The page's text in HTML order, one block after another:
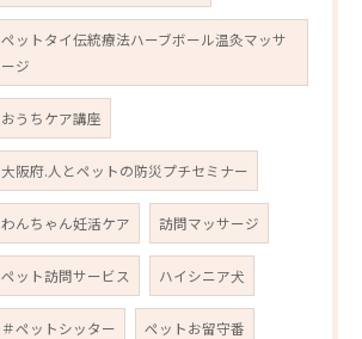
ペットタイ伝統療法ハーブボール温灸マッサ
ージ
おうちケア講座
大阪府.人とペットの防災プチセミナー
わんちゃん妊活ケア 訪問マッサージ
ペット訪問サービス ハイシニア犬
＃ペットシッター ペットお留守番